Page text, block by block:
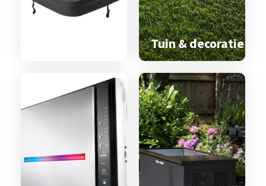
Spa & zwemspa
Tuin & decoratie